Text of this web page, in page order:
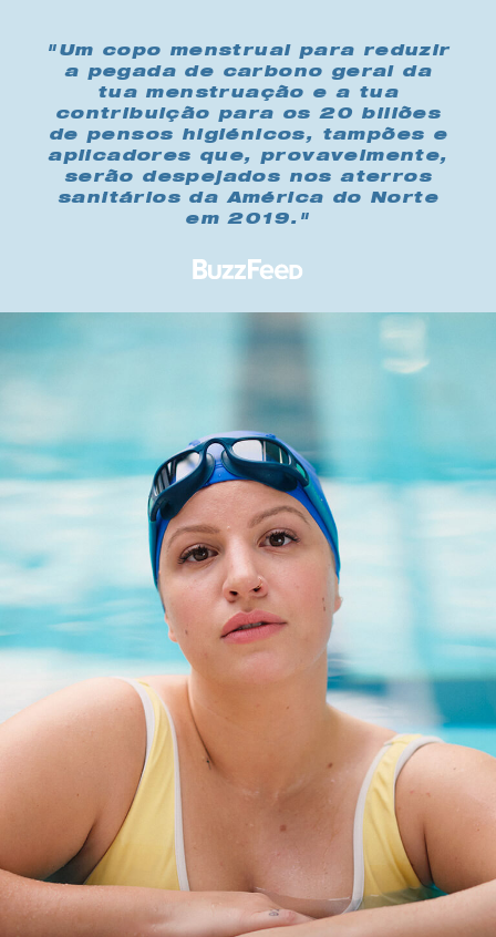
"Um copo menstrual para reduzir
a pegada de carbono geral da
tua menstruação e a tua
contribuição para os 20 biliões
de pensos higiénicos, tampões e
aplicadores que, provavelmente,
serão despejados nos aterros
sanitários da América do Norte
em 2019."